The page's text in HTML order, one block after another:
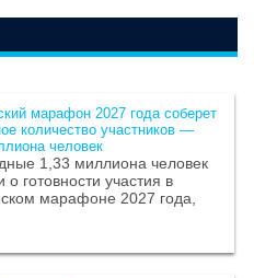
марафон 2027 года соберет
количество участников —
человек
1,33 миллиона человек
о готовности участия в
марафоне 2027 года,